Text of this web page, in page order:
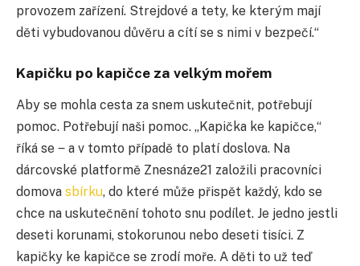
provozem zařízení. Strejdové a tety, ke kterým mají
děti vybudovanou důvěru a cítí se s nimi v bezpečí.“
Kapičku po kapičce za velkým mořem
Aby se mohla cesta za snem uskutečnit, potřebují
pomoc. Potřebují naši pomoc. „Kapička ke kapičce,“
říká se ‒ a v tomto případě to platí doslova. Na
dárcovské platformě Znesnáze21 založili pracovníci
domova sbírku, do které může přispět každý, kdo se
chce na uskutečnění tohoto snu podílet. Je jedno jestli
deseti korunami, stokorunou nebo deseti tisíci. Z
kapičky ke kapičce se zrodí moře. A děti to už teď